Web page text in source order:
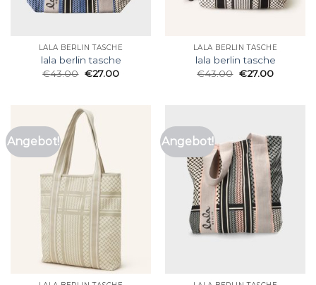
LALA BERLIN TASCHE
lala berlin tasche
€43.00 €27.00
LALA BERLIN TASCHE
lala berlin tasche
€43.00 €27.00
Angebot! Angebot!